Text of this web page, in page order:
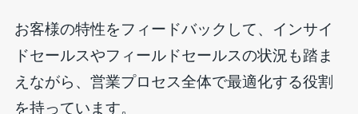
お客様の特性をフィードバックして、インサイ
ドセールスやフィールドセールスの状況も踏ま
えながら、営業プロセス全体で最適化する役割
を持っています。